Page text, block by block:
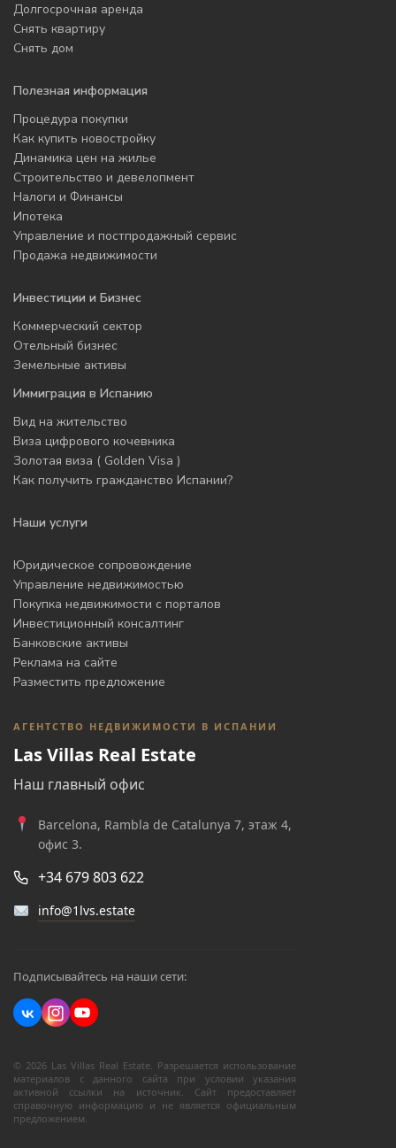
Долгосрочная аренда
Снять квартиру
Снять дом
Полезная информация
Процедура покупки
Как купить новостройку
Динамика цен на жилье
Строительство и девелопмент
Налоги и Финансы
Ипотека
Управление и постпродажный сервис
Продажа недвижимости
Инвестиции и Бизнес
Коммерческий сектор
Отельный бизнес
Земельные активы
Иммиграция в Испанию
Вид на жительство
Виза цифрового кочевника
Золотая виза ( Golden Visa )
Как получить гражданство Испании?
Наши услуги
Юридическое сопровождение
Управление недвижимостью
Покупка недвижимости с порталов
Инвестиционный консалтинг
Банковские активы
Реклама на сайте
Разместить предложение
АГЕНТСТВО НЕДВИЖИМОСТИ В ИСПАНИИ
Las Villas Real Estate
Наш главный офис
Barcelona, Rambla de Catalunya 7, этаж 4,
офис 3.
+34 679 803 622
info@1lvs.estate
Подписывайтесь на наши сети:
© 2026 Las Villas Real Estate. Разрешается использование
материалов с данного сайта при условии указания
активной ссылки на источник. Сайт предоставляет
справочную информацию и не является официальным
предложением.